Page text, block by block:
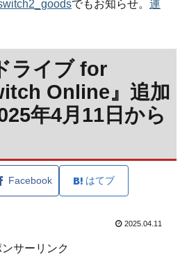
でもお知らせ。 連
ライブ for
Online』追加
年4月11日から
Facebook はてブ
2025.04.11
ンサーリンク